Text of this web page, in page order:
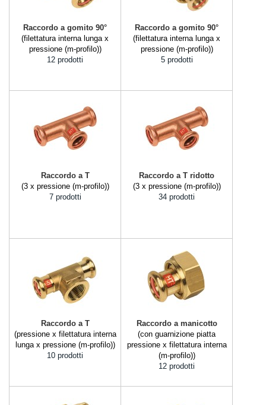
Raccordo a gomito 90°
(filettatura interna lunga x
pressione (m-profilo))
12 prodotti
Raccordo a gomito 90°
(filettatura interna lunga x
pressione (m-profilo))
5 prodotti
Raccordo a T
(3 x pressione (m-profilo))
7 prodotti
Raccordo a T ridotto
(3 x pressione (m-profilo))
34 prodotti
Raccordo a T
(pressione x filettatura interna
lunga x pressione (m-profilo))
10 prodotti
Raccordo a manicotto
(con guarnizione piatta
pressione x filettatura interna
(m-profilo))
12 prodotti